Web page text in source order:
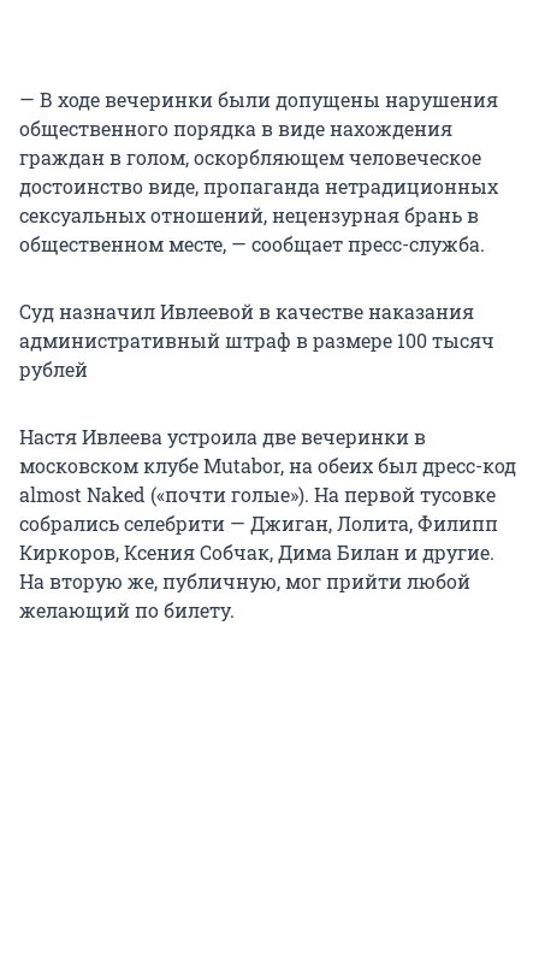
— В ходе вечеринки были допущены нарушения
общественного порядка в виде нахождения
граждан в голом, оскорбляющем человеческое
достоинство виде, пропаганда нетрадиционных
сексуальных отношений, нецензурная брань в
общественном месте, — сообщает пресс-служба.
Суд назначил Ивлеевой в качестве наказания
административный штраф в размере 100 тысяч
рублей
Настя Ивлеева устроила две вечеринки в
московском клубе Mutabor, на обеих был дресс-код
almost Naked («почти голые»). На первой тусовке
собрались селебрити — Джиган, Лолита, Филипп
Киркоров, Ксения Собчак, Дима Билан и другие.
На вторую же, публичную, мог прийти любой
желающий по билету.